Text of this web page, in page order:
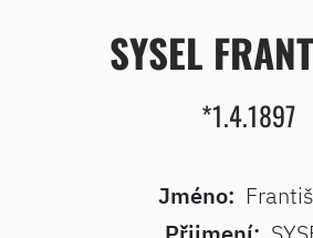
SYSEL
*1.4.1897
Jméno: